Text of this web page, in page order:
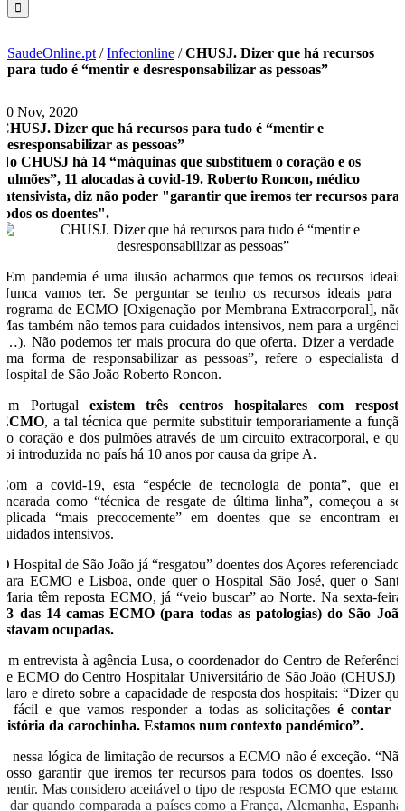
SaudeOnline.pt /Infectonline /CHUSJ. Dizer que há recursos
para tudo é “mentir e desresponsabilizar as pessoas”
10 Nov, 2020
CHUSJ. Dizer que há recursos para tudo é “mentir e
desresponsabilizar as pessoas”
No CHUSJ há 14 “máquinas que substituem o coração e os
pulmões”, 11 alocadas à covid-19. Roberto Roncon, médico
intensivista, diz não poder "garantir que iremos ter recursos para
todos os doentes".
“Em pandemia é uma ilusão acharmos que temos os recursos ideais.
Nunca vamos ter. Se perguntar se tenho os recursos ideais para o
programa de ECMO [Oxigenação por Membrana Extracorporal], não.
Mas também não temos para cuidados intensivos, nem para a urgência
(…). Não podemos ter mais procura do que oferta. Dizer a verdade é
uma forma de responsabilizar as pessoas”, refere o especialista do
Hospital de São João Roberto Roncon.
Em Portugal existem três centros hospitalares com resposta
ECMO, a tal técnica que permite substituir temporariamente a função
do coração e dos pulmões através de um circuito extracorporal, e que
foi introduzida no país há 10 anos por causa da gripe A.
Com a covid-19, esta “espécie de tecnologia de ponta”, que era
encarada como “técnica de resgate de última linha”, começou a ser
aplicada “mais precocemente” em doentes que se encontram em
cuidados intensivos.
O Hospital de São João já “resgatou” doentes dos Açores referenciados
para ECMO e Lisboa, onde quer o Hospital São José, quer o Santa
Maria têm reposta ECMO, já “veio buscar” ao Norte. Na sexta-feira,
13 das 14 camas ECMO (para todas as patologias) do São João
estavam ocupadas.
Em entrevista à agência Lusa, o coordenador do Centro de Referência
de ECMO do Centro Hospitalar Universitário de São João (CHUSJ) é
claro e direto sobre a capacidade de resposta dos hospitais: “Dizer que
é fácil e que vamos responder a todas as solicitações é contar a
história da carochinha. Estamos num contexto pandémico”.
E nessa lógica de limitação de recursos a ECMO não é exceção. “Não
posso garantir que iremos ter recursos para todos os doentes. Isso é
mentir. Mas considero aceitável o tipo de resposta ECMO que estamos
a dar quando comparada a países como a França, Alemanha, Espanha.